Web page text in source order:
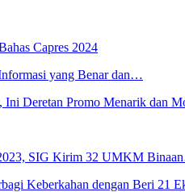
Capres 2024
yang Benar dan…
Ini Deretan Promo Menarik dan
SIG Kirim 32 UMKM
Keberkahan dengan Beri 21